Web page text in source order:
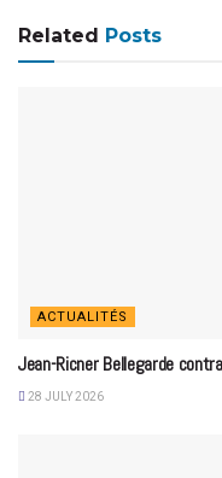
Related Posts
ACTUALITÉS
Jean-Ricner Bellegarde
28 JULY 2026